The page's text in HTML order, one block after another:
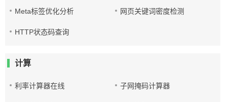
Meta标签优化分析 网页关键词密度检测
HTTP状态码查询
计算
利率计算器在线 子网掩码计算器